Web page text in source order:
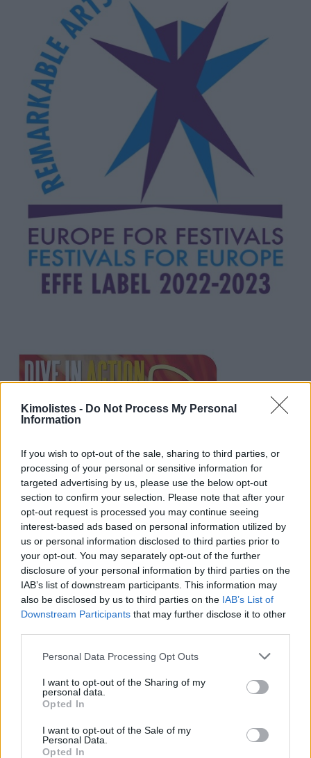
Kimolistes - Do Not Process My Personal
Information
If you wish to opt-out of the sale, sharing to third parties, or
processing of your personal or sensitive information for
targeted advertising by us, please use the below opt-out
section to confirm your selection. Please note that after your
opt-out request is processed you may continue seeing
interest-based ads based on personal information utilized by
us or personal information disclosed to third parties prior to
your opt-out. You may separately opt-out of the further
disclosure of your personal information by third parties on the
IAB’s list of downstream participants. This information may
also be disclosed by us to third parties on the IAB’s List of
Downstream Participants that may further disclose it to other
Please note that this website/app uses one or more Google
not limited to your visit or usage behaviour. You may click to
grant or deny consent to Google and its third-party tags to
use your data for below specified purposes in below Google
consent section.
Personal Data Processing Opt Outs
I want to opt-out of the Sharing of my
personal data.
Opted In
I want to opt-out of the Sale of my
Personal Data.
Opted In